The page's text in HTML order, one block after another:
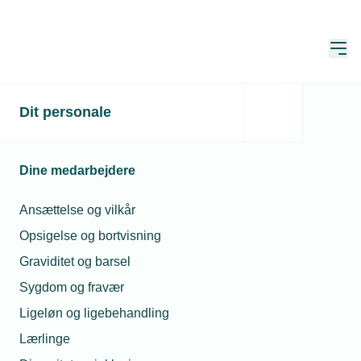
Dit personale
Dine medarbejdere
Ansættelse og vilkår
Opsigelse og bortvisning
Graviditet og barsel
Sygdom og fravær
Ligeløn og ligebehandling
Lærlinge
Søg
Sortér
Viser 1 - 10 of af 10 resultater